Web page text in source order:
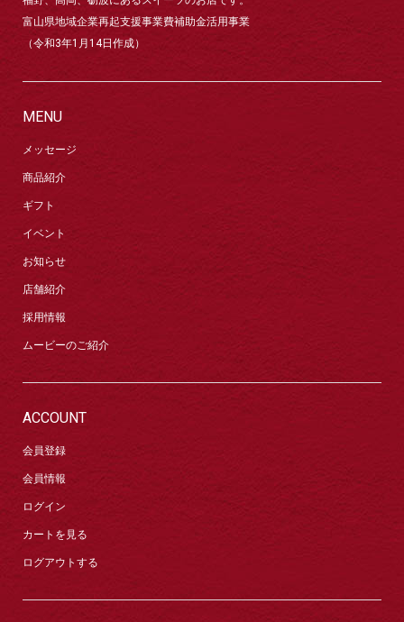
富山県地域企業再起支援事業費補助金活用事業
（令和3年1月14日作成）
MENU
メッセージ
商品紹介
ギフト
イベント
お知らせ
店舗紹介
採用情報
ムービーのご紹介
ACCOUNT
会員登録
会員情報
ログイン
カートを見る
ログアウトする